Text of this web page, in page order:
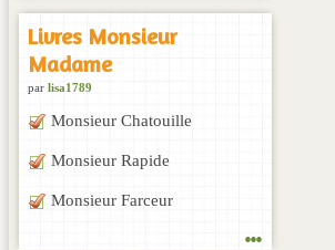
Livres Monsieur
Madame
par lisa1789
Monsieur Chatouille
Monsieur Rapide
Monsieur Farceur
...